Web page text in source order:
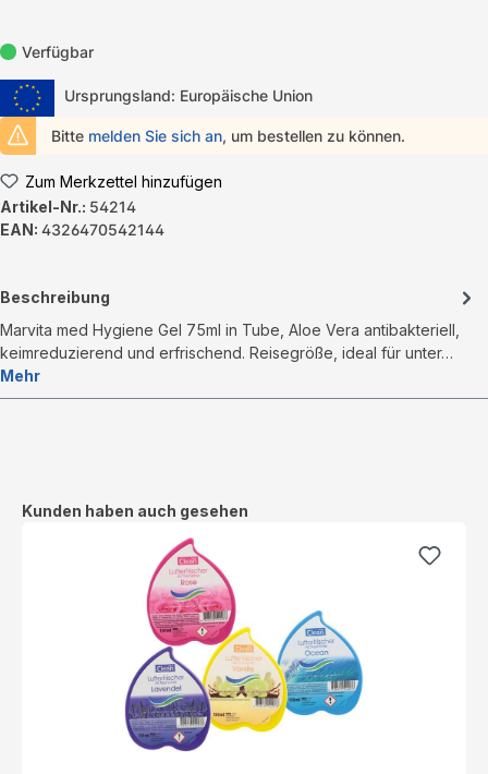
Verfügbar
Ursprungsland: Europäische Union
Bitte melden Sie sich an, um bestellen zu können.
Zum Merkzettel hinzufügen
Artikel-Nr.: 54214
EAN: 4326470542144
Beschreibung
Marvita med Hygiene Gel 75ml in Tube, Aloe Vera antibakteriell,
keimreduzierend und erfrischend. Reisegröße, ideal für unter…
Mehr
Produktgalerie überspringen
Kunden haben auch gesehen